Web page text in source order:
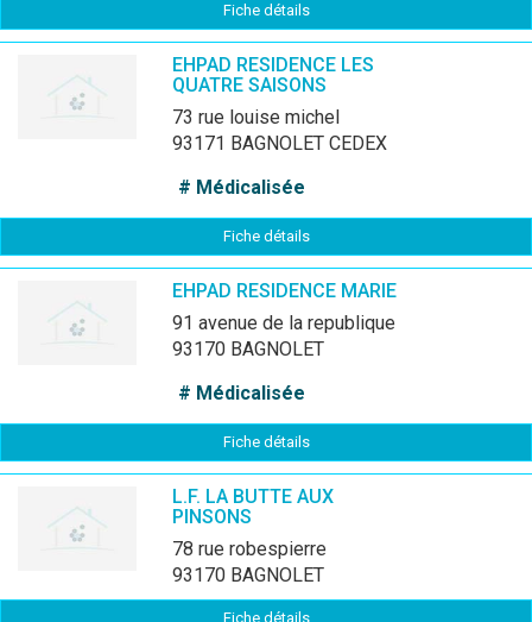
Fiche détails
EHPAD RESIDENCE LES
QUATRE SAISONS
73 rue louise michel
93171 BAGNOLET CEDEX
# Médicalisée
Fiche détails
EHPAD RESIDENCE MARIE
91 avenue de la republique
93170 BAGNOLET
# Médicalisée
Fiche détails
L.F. LA BUTTE AUX
PINSONS
78 rue robespierre
93170 BAGNOLET
Fiche détails